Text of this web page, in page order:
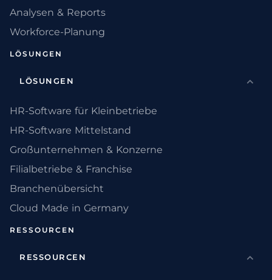
Analysen & Reports
Workforce-Planung
LÖSUNGEN
LÖSUNGEN
HR-Software für Kleinbetriebe
HR-Software Mittelstand
Großunternehmen & Konzerne
Filialbetriebe & Franchise
Branchenübersicht
Cloud Made in Germany
RESSOURCEN
RESSOURCEN